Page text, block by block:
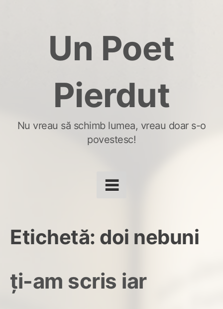
Un Poet
Pierdut
Nu vreau să schimb lumea, vreau doar s-o
povestesc!
Etichetă: doi nebuni
ți-am scris iar